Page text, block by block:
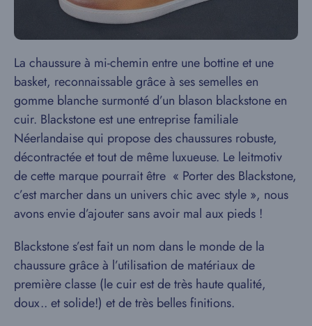
La chaussure à mi-chemin entre une bottine et une
basket, reconnaissable grâce à ses semelles en
gomme blanche surmonté d’un blason blackstone en
cuir. Blackstone est une entreprise familiale
Néerlandaise qui propose des chaussures robuste,
décontractée et tout de même luxueuse. Le leitmotiv
de cette marque pourrait être « Porter des Blackstone,
c’est marcher dans un univers chic avec style », nous
avons envie d’ajouter sans avoir mal aux pieds !
Blackstone s’est fait un nom dans le monde de la
chaussure grâce à l’utilisation de matériaux de
première classe (le cuir est de très haute qualité,
doux.. et solide!) et de très belles finitions.